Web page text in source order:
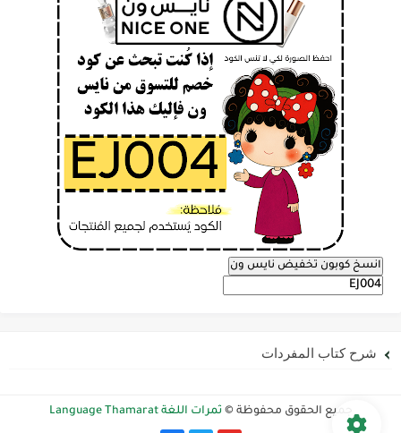
انسخ كوبون تخفيض نايس ون
شرح كتاب المفردات
جميع الحقوق محفوظة © ثمرات اللغة Language Thamarat